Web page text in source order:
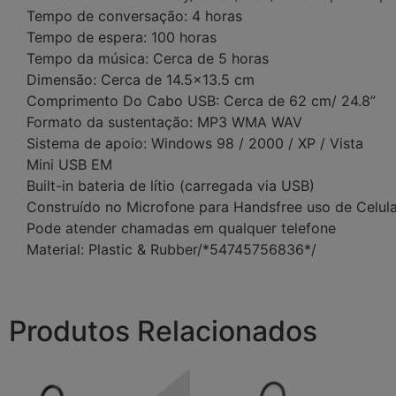
Tempo de conversação: 4 horas
Tempo de espera: 100 horas
Tempo da música: Cerca de 5 horas
Dimensão: Cerca de 14.5×13.5 cm
Comprimento Do Cabo USB: Cerca de 62 cm/ 24.8”
Formato da sustentação: MP3 WMA WAV
Sistema de apoio: Windows 98 / 2000 / XP / Vista
Mini USB EM
Built-in bateria de lítio (carregada via USB)
Construído no Microfone para Handsfree uso de
Pode atender chamadas em qualquer telefone
Material: Plastic & Rubber/*54745756836*/
Produtos Relacionados